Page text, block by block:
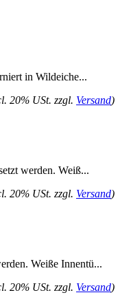
in Wildeiche...
20% USt. zzgl. Versand)
werden. Weiß...
20% USt. zzgl. Versand)
Weiße Innentü...
20% USt. zzgl. Versand)